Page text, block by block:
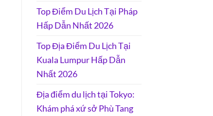
Top Điểm Du Lịch Tại Pháp
Hấp Dẫn Nhất 2026
Top Địa Điểm Du Lịch Tại
Kuala Lumpur Hấp Dẫn
Nhất 2026
Địa điểm du lịch tại Tokyo:
Khám phá xứ sở Phù Tang